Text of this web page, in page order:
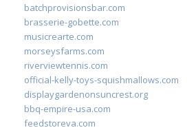
batchprovisionsbar.com
brasserie-gobette.com
musicrearte.com
morseysfarms.com
riverviewtennis.com
official-kelly-toys-squishmallows.com
displaygardenonsuncrest.org
bbq-empire-usa.com
feedstoreva.com